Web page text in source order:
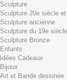
Il y a 1
Total produits TTC
Frais de port TTC
Total TTC
Continuer
Sculpture
Sculpture 20e siècle
Sculpture ancienne
Sculpture du 19e siècle
Sculpture Bronze
Enfants
Idées Cadeaux
Bijoux
Art et Bande dessinée